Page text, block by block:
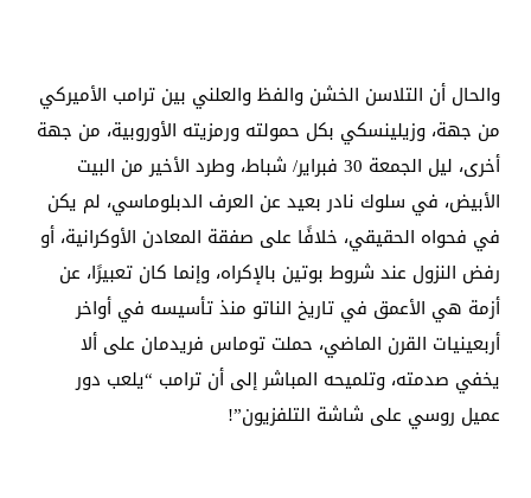
والحال أن التلاسن الخشن والفظ والعلني بين ترامب الأميركي
من جهة، وزيلينسكي بكل حمولته ورمزيته الأوروبية، من جهة
أخرى، ليل الجمعة 30 فبراير/ شباط، وطرد الأخير من البيت
الأبيض، في سلوك نادر بعيد عن العرف الدبلوماسي، لم يكن
في فحواه الحقيقي، خلافًا على صفقة المعادن الأوكرانية، أو
رفض النزول عند شروط بوتين بالإكراه، وإنما كان تعبيرًا، عن
أزمة هي الأعمق في تاريخ الناتو منذ تأسيسه في أواخر
أربعينيات القرن الماضي، حملت توماس فريدمان على ألا
يخفي صدمته، وتلميحه المباشر إلى أن ترامب “يلعب دور
عميل روسي على شاشة التلفزيون”!